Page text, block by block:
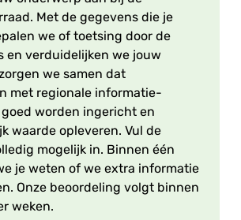
Met de gegevens die je
we of toetsing door de
en verduidelijken we jouw
we samen dat
met regionale informatie-
worden ingericht en
waarde opleveren. Vul de
mogelijk in. Binnen één
je weten of we extra informatie
Onze beoordeling volgt binnen
weken.